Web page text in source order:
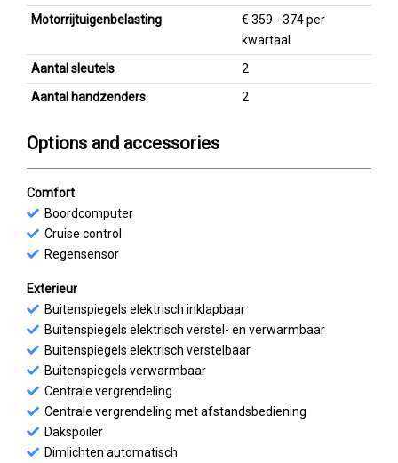
Motorrijtuigenbelasting
€ 359 - 374 per
kwartaal
Aantal sleutels
2
Aantal handzenders
2
Options and accessories
Comfort
Boordcomputer
Cruise control
Regensensor
Exterieur
Buitenspiegels elektrisch inklapbaar
Buitenspiegels elektrisch verstel- en verwarmbaar
Buitenspiegels elektrisch verstelbaar
Buitenspiegels verwarmbaar
Centrale vergrendeling
Centrale vergrendeling met afstandsbediening
Dakspoiler
Dimlichten automatisch